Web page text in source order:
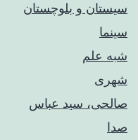
سیستان و بلوچستان
سینما
شبه علم
شهری
صالحی، سید عباس
صدا